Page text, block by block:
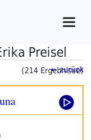
Preisel
(214 Ergebnisse)
← zurück